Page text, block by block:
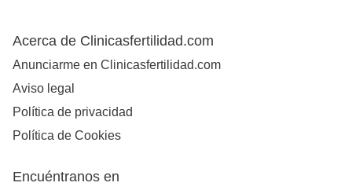
Acerca de Clinicasfertilidad.com
Anunciarme en Clinicasfertilidad.com
Aviso legal
Política de privacidad
Política de Cookies
Encuéntranos en